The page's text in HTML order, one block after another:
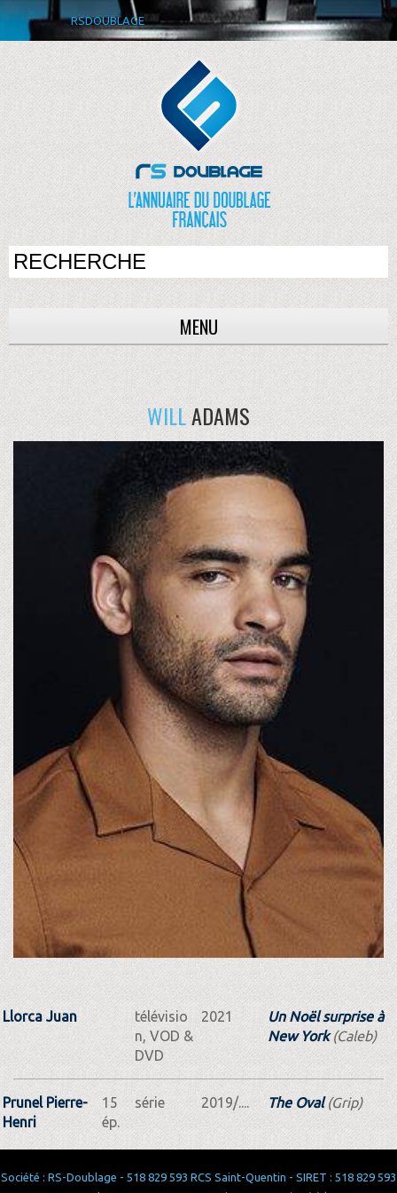
RSDOUBLAGE
MENU
WILLADAMS
Llorca Juan
télévisio
n, VOD &
DVD
2021
Un Noël surprise à
New York(Caleb)
Prunel Pierre-
Henri
15
ép.
série 2019/.... The Oval(Grip)
Société : RS-Doublage - 518 829 593 RCS Saint-Quentin - SIRET : 518 829 593